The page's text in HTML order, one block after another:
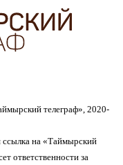
телеграф», 2020-
на «Таймырский
ответственности за